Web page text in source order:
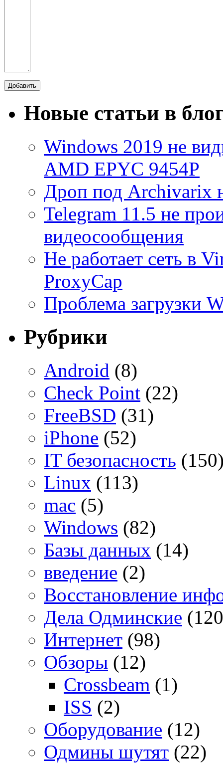
Новые статьи в
Windows 2019 не
AMD EPYC 9454P
Дроп под Archivarix
Telegram 11.5 не
видеосообщения
Не работает сеть в
ProxyCap
Проблема загрузки
Рубрики
Android (8)
Check Point (22)
FreeBSD (31)
iPhone (52)
IT безопасность
Linux (113)
mac (5)
Windows (82)
Базы данных (14)
введение (2)
Восстановление
Дела Одминские
Интернет (98)
Обзоры (12)
Crossbeam (1)
ISS (2)
Оборудование (12)
Одмины шутят (22)